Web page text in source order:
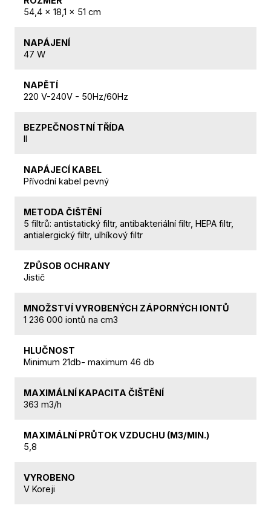
54,4 x 18,1 x 51 cm
NAPÁJENÍ
47 W
NAPĚTÍ
220 V-240V - 50Hz/60Hz
BEZPEČNOSTNÍ TŘÍDA
II
NAPÁJECÍ KABEL
Přívodní kabel pevný
METODA ČIŠTĚNÍ
5 filtrů: antistatický filtr, antibakteriální filtr, HEPA filtr,
antialergický filtr, ulhíkový filtr
ZPŮSOB OCHRANY
Jistič
MNOŽSTVÍ VYROBENÝCH ZÁPORNÝCH IONTŮ
1 236 000 iontů na cm3
HLUČNOST
Minimum 21db- maximum 46 db
MAXIMÁLNÍ KAPACITA ČIŠTĚNÍ
363 m3/h
MAXIMÁLNÍ PRŮTOK VZDUCHU (M3/MIN.)
5,8
VYROBENO
V Koreji